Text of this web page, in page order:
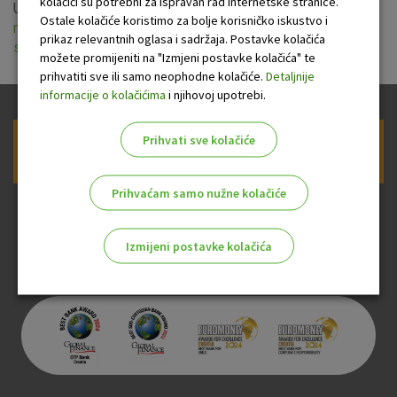
Uprava OTP Banke je usvojila izmjene i dopuneOdluke o
naknadama u dijelu naknada po poslovima sa suvlasnicima
stambenih zgradakoje stupaju na snagu 15. prosinca 2019.
Prijava na newsletter OTP banke
Ostale kolačiće koristimo za bolje korisničko iskustvo i
prikaz relevantnih oglasa i sadržaja. Postavke kolačića
možete promijeniti na "Izmjeni postavke kolačića" te
prihvatiti sve ili samo neophodne kolačiće. Detaljnije
informacije o kolačićima i njihovoj upotrebi.
Prihvati sve kolačiće
Prihvaćam samo nužne kolačiće
Izmijeni postavke kolačića